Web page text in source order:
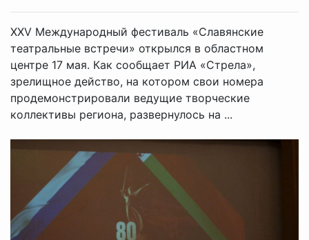
XXV Международный фестиваль «Славянские
театральные встречи» открылся в областном
центре 17 мая. Как сообщает РИА «Стрела»,
зрелищное действо, на котором свои номера
продемонстрировали ведущие творческие
коллективы региона, развернулось на ...